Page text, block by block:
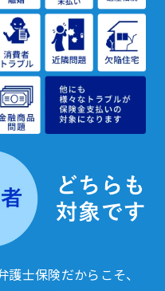
士保険だからこそ、